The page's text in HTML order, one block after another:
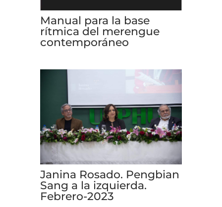
Manual para la base
rítmica del merengue
contemporáneo
Janina Rosado. Pengbian
Sang a la izquierda.
Febrero-2023